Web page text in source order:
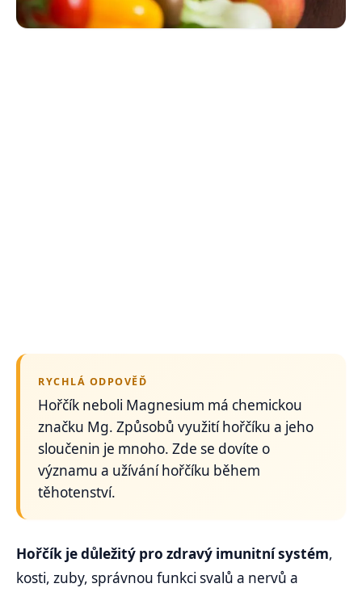
RYCHLÁ ODPOVĚĎ
Hořčík neboli Magnesium má chemickou
značku Mg. Způsobů využití hořčíku a jeho
sloučenin je mnoho. Zde se dovíte o
významu a užívání hořčíku během
těhotenství.
Hořčík je důležitý pro zdravý imunitní systém,
kosti, zuby, správnou funkci svalů a nervů a